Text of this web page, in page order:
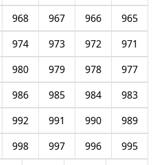
965
966
967
968
971
972
973
974
977
978
979
980
983
984
985
986
989
990
991
992
995
996
997
998